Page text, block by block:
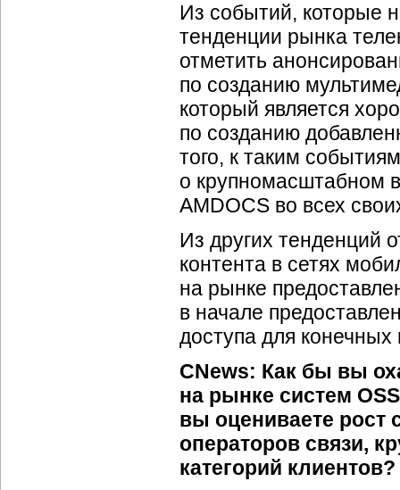
Из событий, которые
тенденции рынка
отметить
по созданию
который является
по созданию
того, к таким
о крупномасштабном
AMDOCS во всех
Из других тенденций
контента в сетях
на рынке
в начале
доступа для конечных
CNews: Как бы вы
на рынке систем
вы оцениваете рост
операторов связи,
категорий клиентов?